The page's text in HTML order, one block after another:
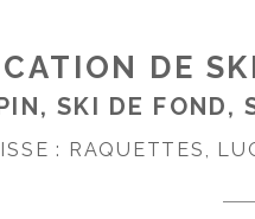
DE
SKI DE FOND,
: RAQUETTES,